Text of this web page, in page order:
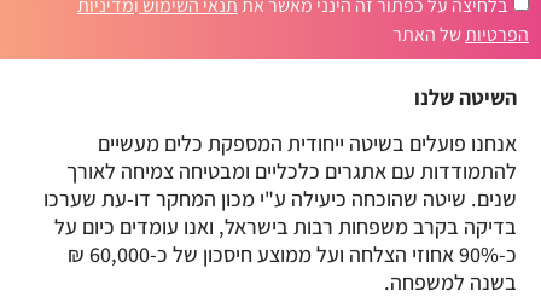
בלחיצה על כפתור זה הינני מאשר אתתנאי השימוש ומדיניות
הפרטיותשל האתר
השיטה שלנו
אנחנו פועלים בשיטה ייחודית המספקת כלים מעשיים
להתמודדות עם אתגרים כלכליים ומבטיחה צמיחה לאורך
שנים. שיטה שהוכחה כיעילה ע"י מכון המחקר דו-עת שערכו
בדיקה בקרב משפחות רבות בישראל, ואנו עומדים כיום על
כ-90% אחוזי הצלחה ועל ממוצע חיסכון של כ-60,000 ₪
בשנה למשפחה.